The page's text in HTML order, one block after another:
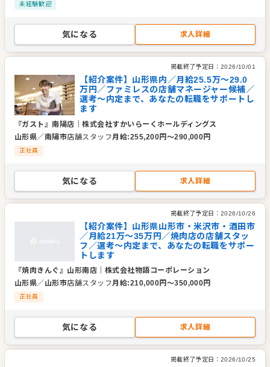
未経験歓迎
気になる 求人詳細
掲載終了予定日： 2026/10/01
【紹介案件】山形県内／月給25.5万～29.0
万円／ファミレスの店舗マネージャー候補／
選考～内定まで、あなたの転職をサポートし
ます
『ガスト』南陽店 ｜株式会社すかいらーくホールディングス
山形県／南陽市店舗スタッフ月給:255,200円〜290,000円
正社員
気になる 求人詳細
掲載終了予定日： 2026/10/26
【紹介案件】山形県山形市・米沢市・酒田市
／月給21万～35万円／焼肉店の店舗スタッ
フ／選考～内定まで、あなたの転職をサポー
トします
『焼肉きんぐ』山形南店
株式会社物語コーポレーション
山形県／ 山形市店舗スタッフ月給:210,000円〜350,000円
正社員
気になる 求人詳細
掲載終了予定日： 2026/10/25